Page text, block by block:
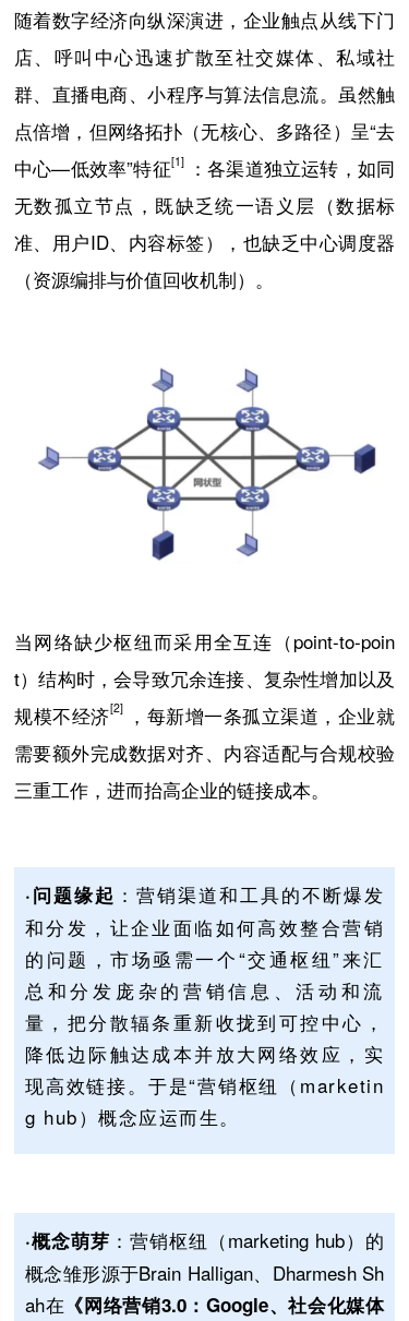
随着数字经济向纵深演进，企业触点从线下门
店、呼叫中心迅速扩散至社交媒体、私域社
群、直播电商、小程序与算法信息流。虽然触
点倍增，但网络拓扑（无核心、多路径）呈“去
中心—低效率”特征[1]
：各渠道独立运转，如同
无数孤立节点，既缺乏统一语义层（数据标
准、用户ID、内容标签），也缺乏中心调度器
（资源编排与价值回收机制）。
当网络缺少枢纽而采用全互连（point-to-poin
t）结构时，会导致冗余连接、复杂性增加以及
规模不经济[2]
，每新增一条孤立渠道，企业就
需要额外完成数据对齐、内容适配与合规校验
三重工作，进而抬高企业的链接成本。
·问题缘起 ：营销渠道和工具的不断爆发
和分发，让企业面临如何高效整合营销
的问题，市场亟需一个“交通枢纽”来汇
总和分发庞杂的营销信息、活动和流
量，把分散辐条重新收拢到可控中心，
降低边际触达成本并放大网络效应，实
现高效链接。于是“营销枢纽（marketin
g hub）概念应运而生。
·概念萌芽 ：营销枢纽（marketing hub）的
概念雏形源于Brain Halligan、Dharmesh Sh
ah在 《网络营销3.0：Google、社会化媒体